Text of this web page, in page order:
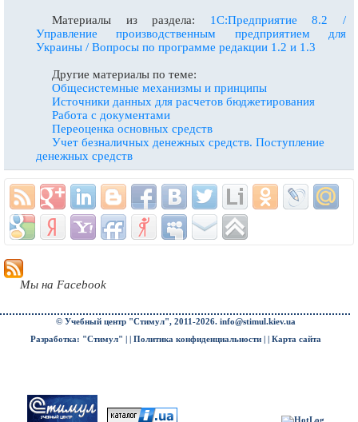
Материалы из раздела: 1С:Предприятие 8.2 /
Управление производственным предприятием для
Украины / Вопросы по программе редакции 1.2 и 1.3
Другие материалы по теме:
Общесистемные механизмы и принципы
Источники данных для расчетов бюджетирования
Работа с документами
Переоценка основных средств
Учет безналичных денежных средств. Поступление
денежных средств
Мы на Facebook
© Учебный центр "Стимул", 2011-2026. info@stimul.kiev.ua
Разработка: "Стимул" | | Политика конфиденциальности| | Карта сайта